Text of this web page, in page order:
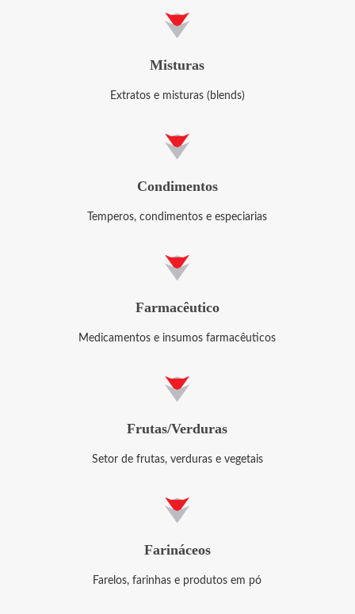
Misturas
Extratos e misturas (blends)
Condimentos
Temperos, condimentos e especiarias
Farmacêutico
Medicamentos e insumos farmacêuticos
Frutas/Verduras
Setor de frutas, verduras e vegetais
Farináceos
Farelos, farinhas e produtos em pó